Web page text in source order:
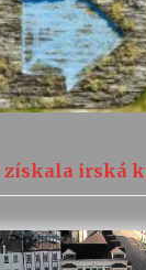
získala irská